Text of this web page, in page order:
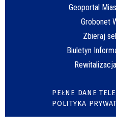
Geoportal
Grobonet
Zbieraj
Biuletyn
PEŁNE DANE
POLITYKA